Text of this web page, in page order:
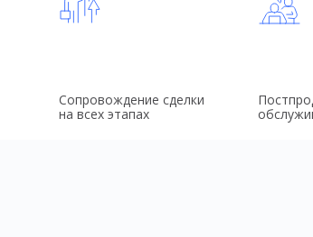
Сопровождение сделки
на всех этапах